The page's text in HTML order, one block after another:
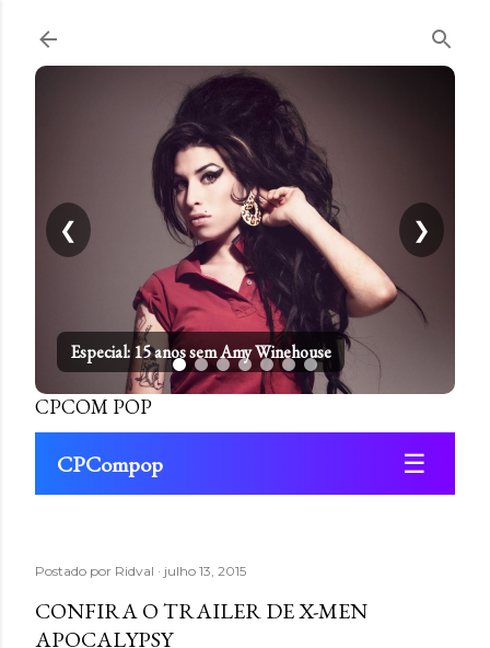
Especial: 15 anos sem Amy Winehouse
❮ ❯
CPCOM POP
CPCompop ☰
Postado por Ridval julho 13, 2015
CONFIRA O TRAILER DE X-MEN
APOCALYPSY